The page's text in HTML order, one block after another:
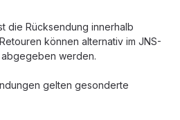
die Rücksendung innerhalb
können alternativ im JNS-
werden.
gelten gesonderte